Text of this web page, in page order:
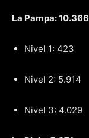
La Pampa: 10.366
Nivel 1: 423
Nivel 2: 5.914
Nivel 3: 4.029